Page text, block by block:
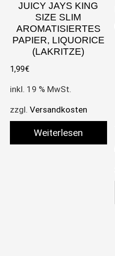
JUICY JAYS KING
SIZE SLIM
AROMATISIERTES
PAPIER, LIQUORICE
(LAKRITZE)
1,99€
inkl. 19 % MwSt.
zzgl. Versandkosten
Weiterlesen